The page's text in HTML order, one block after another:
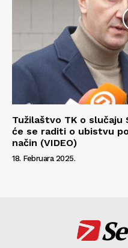
Tužilaštvo TK o slučaju
će se raditi o ubistvu
način (VIDEO)
18. Februara 2025.